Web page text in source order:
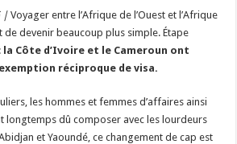
Côte
d’Ivoire
et
le
s’apprêtent
leurs
| Voyager entre l’Afrique de l’Ouest et l’Afrique
de devenir beaucoup plus simple. Étape
la Côte d’Ivoire et le Cameroun ont
réciproque de visa.
les hommes et femmes d’affaires ainsi
longtemps dû composer avec les lourdeurs
et Yaoundé, ce changement de cap est